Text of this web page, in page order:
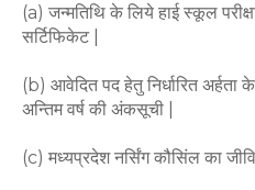
(a) जन्मतिथि के लिये हाई स्कूल
सर्टिफिकेट |
(b) आवेदित पद हेतु निर्धारित अर्हता
अन्तिम वर्ष की अंकसूची |
(c) मध्यप्रदेश नर्सिंग कौसिंल का